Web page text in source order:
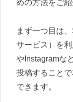
めの方法をご紹
まず一つ目は
サービス）を
やInstagramな
投稿すること
できます。